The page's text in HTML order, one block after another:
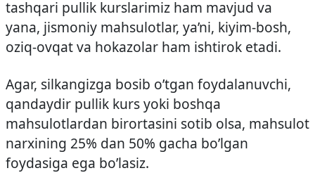
tashqari pullik kurslarimiz ham mavjud va
yana, jismoniy mahsulotlar, ya’ni, kiyim-bosh,
oziq-ovqat va hokazolar ham ishtirok etadi.
Agar, silkangizga bosib o’tgan foydalanuvchi,
qandaydir pullik kurs yoki boshqa
mahsulotlardan birortasini sotib olsa, mahsulot
narxining 25% dan 50% gacha bo’lgan
foydasiga ega bo’lasiz.